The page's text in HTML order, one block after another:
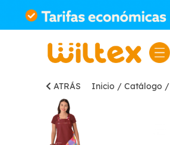
ATRÁS Inicio / Catálogo /